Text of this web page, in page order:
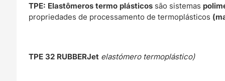
TPE: Elastômeros termo plásticos são sistemas
propriedades de processamento de termoplásticos
TPE 32 RUBBERJet elastómero termoplástico)